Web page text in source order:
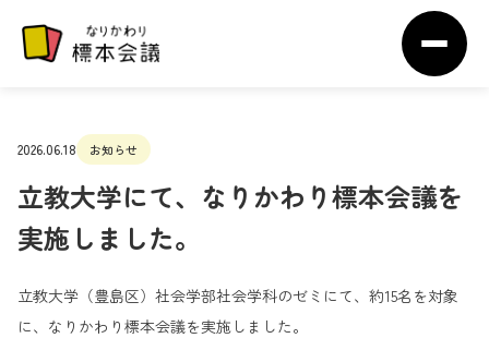
2026.06.18 お知らせ
立教大学にて、なりかわり標本会議を
実施しました。
立教大学（豊島区）社会学部社会学科のゼミにて、約15名を対象
に、なりかわり標本会議を実施しました。